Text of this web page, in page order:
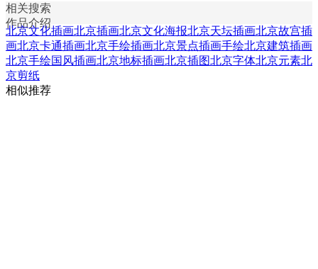
相关搜索
作品介绍
北京文化插画北京插画北京文化海报北京天坛插画北京故宫插
画北京卡通插画北京手绘插画北京景点插画手绘北京建筑插画
北京手绘国风插画北京地标插画北京插图北京字体北京元素北
京剪纸
相似推荐